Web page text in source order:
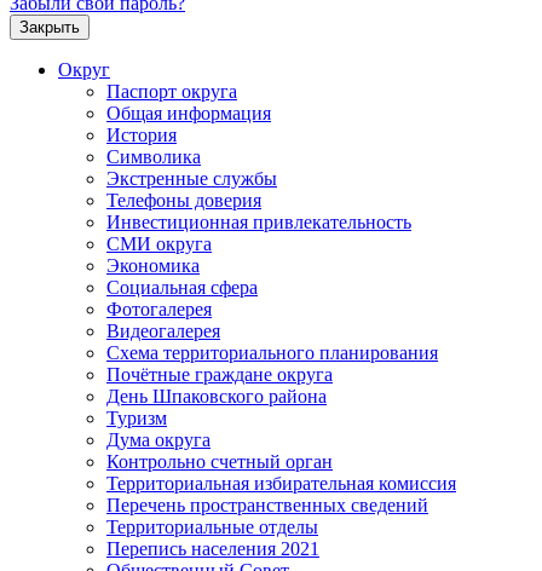
Закрыть
Округ
Паспорт округа
Общая информация
История
Символика
Экстренные службы
Телефоны доверия
Инвестиционная привлекательность
СМИ округа
Экономика
Социальная сфера
Фотогалерея
Видеогалерея
Схема территориального планирования
Почётные граждане округа
День Шпаковского района
Туризм
Дума округа
Контрольно счетный орган
Территориальная избирательная комиссия
Перечень пространственных сведений
Территориальные отделы
Перепись населения 2021